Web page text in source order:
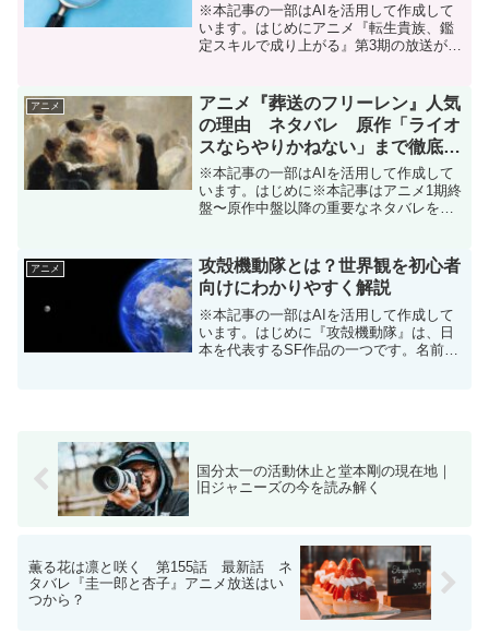
※本記事の一部はAIを活用して作成して
います。はじめにアニメ『転生貴族、鑑
定スキルで成り上がる』第3期の放送が決
ばいい？と気になっている方も多いので
はないでしょうか。...
アニメ
アニメ『葬送のフリーレン』人気
の理由 ネタバレ 原作「ライオ
スならやりかねない」まで徹底解
説
※本記事の一部はAIを活用して作成して
います。はじめに※本記事はアニメ1期終
盤〜原作中盤以降の重要なネタバレを含
から？どこで連載されている？『葬送の
フリーレン』は、20...
アニメ
攻殻機動隊とは？世界観を初心者
向けにわかりやすく解説
※本記事の一部はAIを活用して作成して
います。はじめに『攻殻機動隊』は、日
本を代表するSF作品の一つです。名前は
国分太一の活動休止と堂本剛の現在地｜
旧ジャニーズの今を読み解く
薫る花は凛と咲く 第155話 最新話 ネ
タバレ『圭一郎と杏子』アニメ放送はい
つから？